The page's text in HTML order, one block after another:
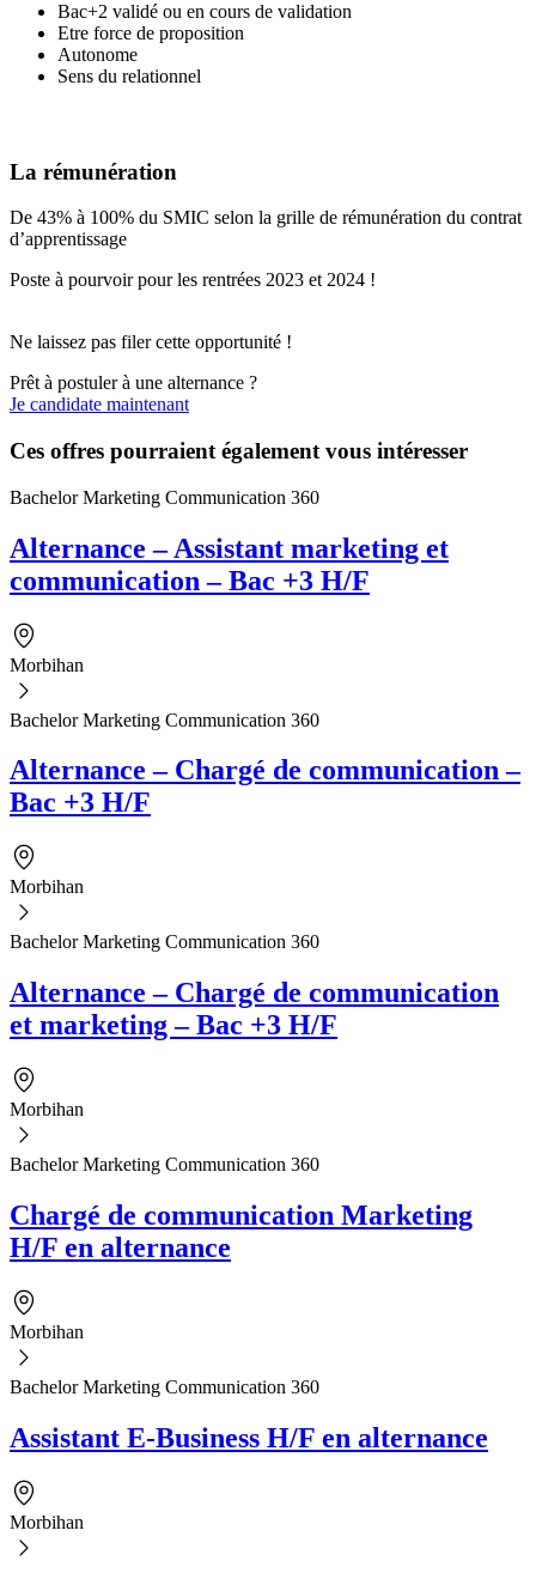
Bac+2 validé ou en cours de validation
Etre force de proposition
Autonome
Sens du relationnel
La rémunération
De 43% à 100% du SMIC selon la grille de rémunération du contrat
d’apprentissage
Poste à pourvoir pour les rentrées 2023 et 2024 !
Ne laissez pas filer cette opportunité !
Prêt à postuler à une alternance ?
Je candidate maintenant
Ces offres pourraient également vous intéresser
Bachelor Marketing Communication 360
Alternance – Assistant marketing et
communication – Bac +3 H/F
Morbihan
Bachelor Marketing Communication 360
Alternance – Chargé de communication –
Bac +3 H/F
Morbihan
Bachelor Marketing Communication 360
Alternance – Chargé de communication
et marketing – Bac +3 H/F
Morbihan
Bachelor Marketing Communication 360
Chargé de communication Marketing
H/F en alternance
Morbihan
Bachelor Marketing Communication 360
Assistant E-Business H/F en alternance
Morbihan